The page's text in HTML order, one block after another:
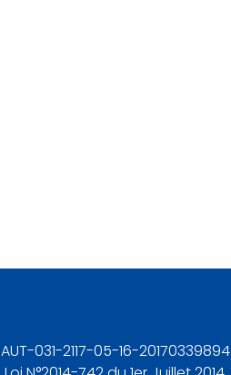
AUT-031-2117-05-16-20170339894